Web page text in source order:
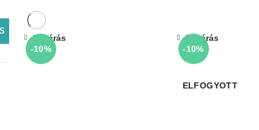
-10%
Bezárás
-10%
ELFOGYOTT
Bezárás